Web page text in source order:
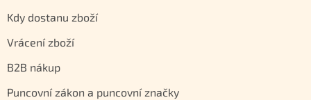
Kdy dostanu zboží
Vrácení zboží
B2B nákup
Puncovní zákon a puncovní značky